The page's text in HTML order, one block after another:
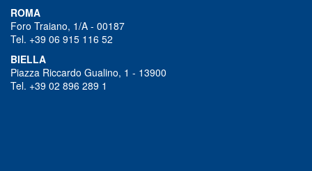
ROMA
Foro Traiano, 1/A - 00187
Tel. +39 06 915 116 52
BIELLA
Piazza Riccardo Gualino, 1 - 13900
Tel. +39 02 896 289 1